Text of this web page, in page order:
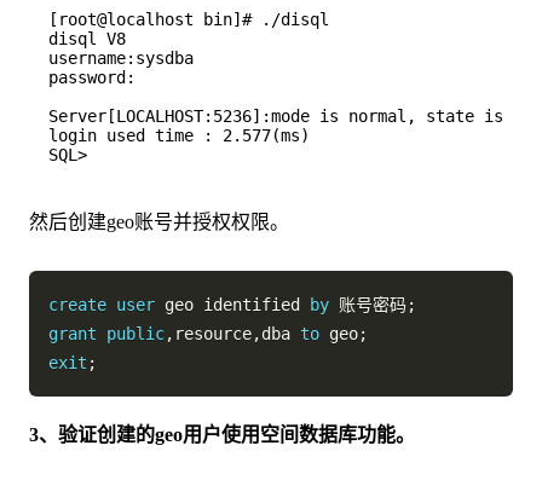
[root@localhost bin]# ./disql
disql V8
username:sysdba
password:
Server[LOCALHOST:5236]:mode is normal, state is
login used time : 2.577(ms)
然后创建geo账号并授权权限。
create user geo identified by 账号密码;
grant
public, resource,dba to geo;
exit ;
3、验证创建的geo用户使用空间数据库功能。